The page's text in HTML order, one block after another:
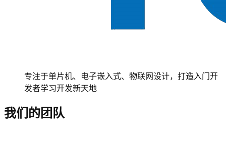
专注于单片机、电子嵌入式、物联网设计，打造入门开
发者学习开发新天地
我们的团队